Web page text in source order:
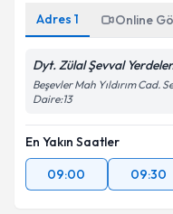
Adres 1 Online
Dyt. Zülal Şevval
Beşevler Mah Yıldırım Cad.
Daire:13
En Yakın Saatler
09:00
09:30